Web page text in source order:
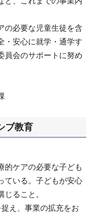
の必要な児童生徒を含
・安心に就学・通学す
員会のサポートに努め
ブ教育
的ケアの必要な子ども
ている。子どもが安心
じること。
え、事業の拡充をお